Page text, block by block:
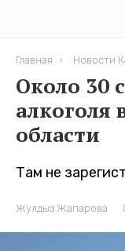
Главная Новости
Около 30
алкоголя
области
Там не
Жулдыз Жапарова